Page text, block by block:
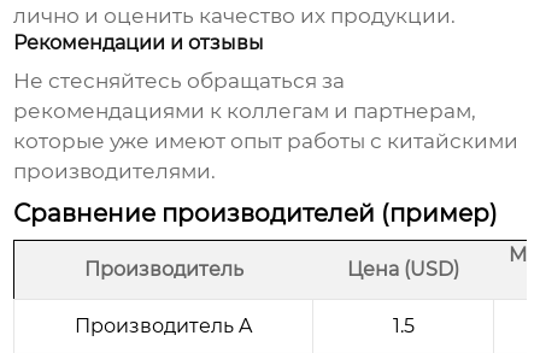
лично и оценить качество их продукции.
Рекомендации и отзывы
Не стесняйтесь обращаться за
рекомендациями к коллегам и партнерам,
которые уже имеют опыт работы с китайскими
производителями.
Сравнение производителей (пример)
Производитель Цена (USD)
Производитель A 1.5